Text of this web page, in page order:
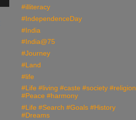
#illiteracy
#IndependenceDay
#India
#India@75
#Journey
#Land
#life
#Life #living #caste #society #religion
#Peace #harmony
#Life #Search #Goals #History
#Dreams